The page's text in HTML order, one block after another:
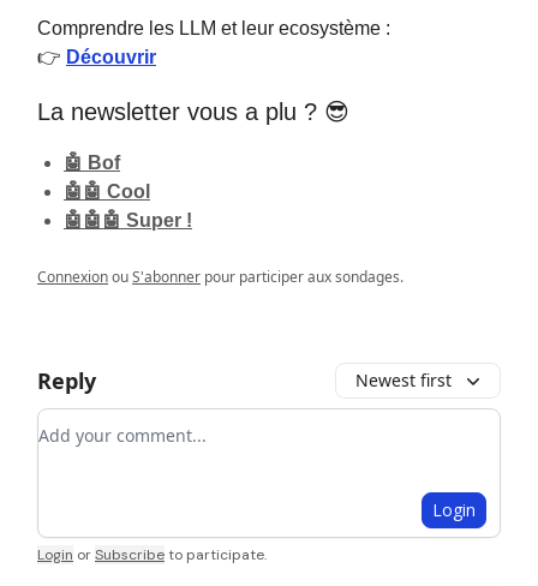
Comprendre les LLM et leur ecosystème :
👉 Découvrir
La newsletter vous a plu ? 😎
🤖 Bof
🤖🤖 Cool
🤖🤖🤖 Super !
ConnexionouS'abonner pour participer aux sondages.
Reply Newest first
Add your comment
Login
Login orSubscribeto participate.